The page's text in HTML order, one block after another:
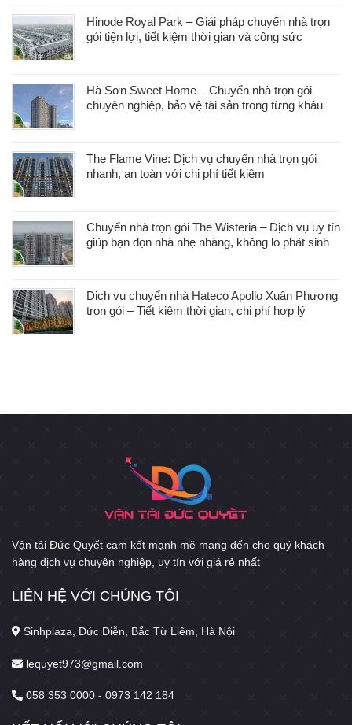
Hinode Royal Park – Giải pháp chuyển nhà trọn
gói tiện lợi, tiết kiệm thời gian và công sức
Hà Sơn Sweet Home – Chuyển nhà trọn gói
chuyên nghiệp, bảo vệ tài sản trong từng khâu
The Flame Vine: Dịch vụ chuyển nhà trọn gói
nhanh, an toàn với chi phí tiết kiệm
Chuyển nhà trọn gói The Wisteria – Dịch vụ uy tín
giúp bạn dọn nhà nhẹ nhàng, không lo phát sinh
Dịch vụ chuyển nhà Hateco Apollo Xuân Phương
trọn gói – Tiết kiệm thời gian, chi phí hợp lý
Vận tải Đức Quyết cam kết mạnh mẽ mang đến cho quý khách
hàng dịch vụ chuyên nghiệp, uy tín với giá rẻ nhất
LIÊN HỆ VỚI CHÚNG TÔI
Sinhplaza, Đức Diễn, Bắc Từ Liêm, Hà Nội
lequyet973@gmail.com
058 353 0000 - 0973 142 184